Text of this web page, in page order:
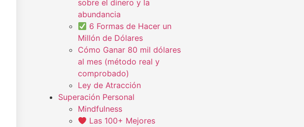
sobre el dinero y la
abundancia
6 Formas de Hacer un
Millón de Dólares
Cómo Ganar 80 mil dólares
al mes (método real y
comprobado)
Ley de Atracción
Superación Personal
Mindfulness
Las 100+ Mejores